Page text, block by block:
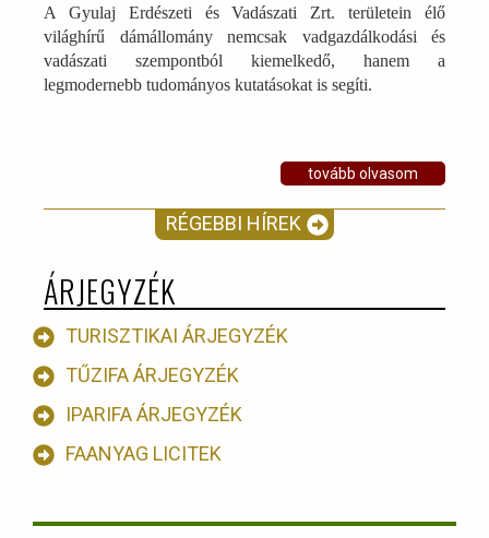
A Gyulaj Erdészeti és Vadászati Zrt. területein élő
világhírű dámállomány nemcsak vadgazdálkodási és
vadászati szempontból kiemelkedő, hanem a
legmodernebb tudományos kutatásokat is segíti.
tovább olvasom
RÉGEBBI HÍREK
ÁRJEGYZÉK
TURISZTIKAI ÁRJEGYZÉK
TŰZIFA ÁRJEGYZÉK
IPARIFA ÁRJEGYZÉK
FAANYAG LICITEK